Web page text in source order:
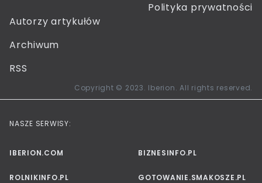
Polityka prywatności
Autorzy artykułów
Archiwum
RSS
Copyright © 2023. Iberion. All rights reserved.
NASZE SERWISY:
IBERION.COM BIZNESINFO.PL
ROLNIKINFO.PL GOTOWANIE.SMAKOSZE.PL